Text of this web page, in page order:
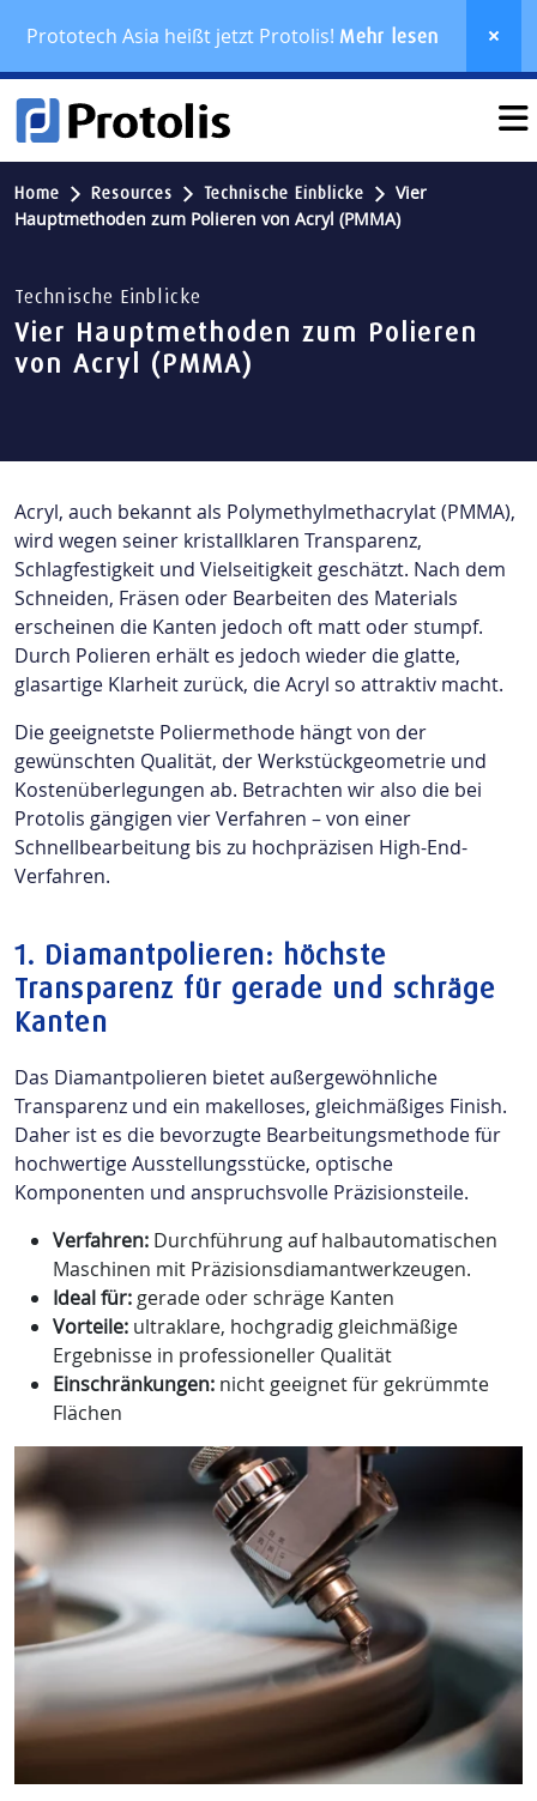
Home Resources Technische Einblicke
Vier
Hauptmethoden zum Polieren von Acryl (PMMA)
Technische Einblicke
Vier Hauptmethoden zum Polieren
von Acryl (PMMA)
Acryl, auch bekannt als Polymethylmethacrylat (PMMA),
wird wegen seiner kristallklaren Transparenz,
Schlagfestigkeit und Vielseitigkeit geschätzt. Nach dem
Schneiden, Fräsen oder Bearbeiten des Materials
erscheinen die Kanten jedoch oft matt oder stumpf.
Durch Polieren erhält es jedoch wieder die glatte,
glasartige Klarheit zurück, die Acryl so attraktiv macht.
Die geeignetste Poliermethode hängt von der
gewünschten Qualität, der Werkstückgeometrie und
Kostenüberlegungen ab. Betrachten wir also die bei
Protolis gängigen vier Verfahren – von einer
Schnellbearbeitung bis zu hochpräzisen High-End-
Verfahren.
1. Diamantpolieren: höchste
Transparenz für gerade und schräge
Kanten
Das Diamantpolieren bietet außergewöhnliche
Transparenz und ein makelloses, gleichmäßiges Finish.
Daher ist es die bevorzugte Bearbeitungsmethode für
hochwertige Ausstellungsstücke, optische
Komponenten und anspruchsvolle Präzisionsteile.
Verfahren: Durchführung auf halbautomatischen
Maschinen mit Präzisionsdiamantwerkzeugen.
Ideal für: gerade oder schräge Kanten
Vorteile: ultraklare, hochgradig gleichmäßige
Ergebnisse in professioneller Qualität
Einschränkungen: nicht geeignet für gekrümmte
Flächen
Prototech Asia heißt jetzt Protolis! Mehr lesen